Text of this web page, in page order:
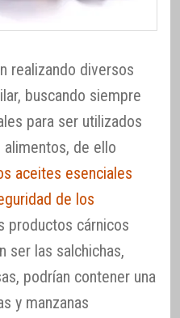
realizando diversos
buscando siempre
para ser utilizados
de ello
aceites esenciales
de los
productos cárnicos
ser las salchichas,
podrían contener una
y manzanas